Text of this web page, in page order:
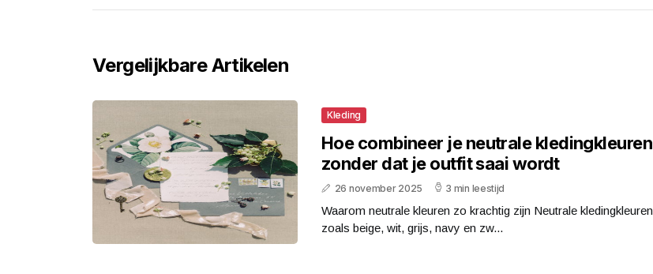
Vergelijkbare Artikelen
Kleding
Hoe combineer je neutrale kledingkleuren
zonder dat je outfit saai wordt
26 november 2025 3 min leestijd
Waarom neutrale kleuren zo krachtig zijn Neutrale kledingkleuren
zoals beige, wit, grijs, navy en zw...